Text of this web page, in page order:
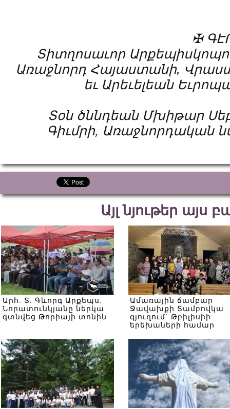
✠
Տիտղոսաւոր
Առաջնորդ Հայաստանի,
եւ Արեւելեան
Տօն ծննդեան Մխիթար
Գիւմրի, Առաջնորդական
Այլ նյութեր այս
Արհ. Տ. Գևորգ Արքեպս.
Նորատունկյանը ներկա
գտնվեց Թորիայի տոնին
Ամառային ճամբար
Ջավախքի Տամբովկա
գյուղում` Թբիլիսիի
երեխաների համար